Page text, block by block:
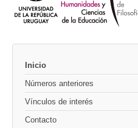
Inicio
Números anteriores
Vínculos de interés
Contacto